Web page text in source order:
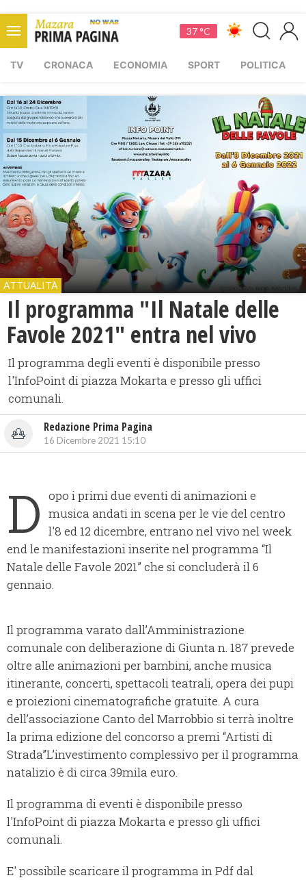
37 °C
TV CRONACA ECONOMIA SPORT POLITICA
ATTUALITÀ
Il programma "Il Natale delle
Favole 2021" entra nel vivo
Il programma degli eventi è disponibile presso
l'InfoPoint di piazza Mokarta e presso gli uffici
comunali.
Redazione Prima Pagina
16 Dicembre 2021 15:10
D opo i primi due eventi di animazioni e
musica andati in scena per le vie del centro
l'8 ed 12 dicembre, entrano nel vivo nel week
end le manifestazioni inserite nel programma “Il
Natale delle Favole 2021” che si concluderà il 6
gennaio.
Il programma varato dall’Amministrazione
comunale con deliberazione di Giunta n. 187 prevede
oltre alle animazioni per bambini, anche musica
itinerante, concerti, spettacoli teatrali, opera dei pupi
e proiezioni cinematografiche gratuite. A cura
dell’associazione Canto del Marrobbio si terrà inoltre
la prima edizione del concorso a premi “Artisti di
Strada”L’investimento complessivo per il programma
natalizio è di circa 39mila euro.
Il programma di eventi è disponibile presso
l'InfoPoint di piazza Mokarta e presso gli uffici
comunali.
E' possibile scaricare il programma in Pdf dal